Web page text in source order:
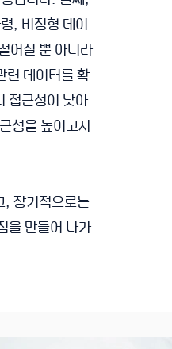
, 비정형 데이
어질 뿐 아니라
련 데이터를 확
접근성이 낮아
성을 높이고자
, 장기적으로는
을 만들어 나가